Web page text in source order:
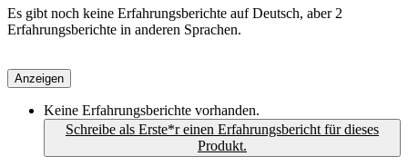
Es gibt noch keine Erfahrungsberichte auf Deutsch, aber 2
Erfahrungsberichte in anderen Sprachen.
Anzeigen
Keine Erfahrungsberichte vorhanden.
Schreibe als Erste*r einen Erfahrungsbericht für dieses
Produkt.